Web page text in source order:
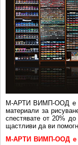
М-АРТИ ВИМП-ООД e
материали за
спестявате от 20%
щастливи да ви
М-АРТИ ВИМП-ООД е